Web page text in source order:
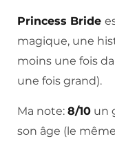
Princess Bride
magique, une
moins une fois
une fois grand).
Ma note: 8/10 un
son âge (le